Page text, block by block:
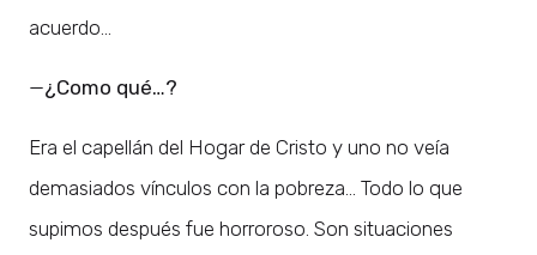
acuerdo…
—¿Como qué…?
Era el capellán del Hogar de Cristo y uno no veía
demasiados vínculos con la pobreza… Todo lo que
supimos después fue horroroso. Son situaciones